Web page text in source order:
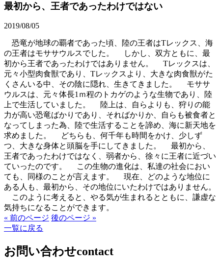
最初から、王者であったわけではない
2019/08/05
恐竜が地球の覇者であった頃、陸の王者はTレックス、海
の王者はモササウルスでした。 しかし、双方ともに、最
初から王者であったわけではありません。 Tレックスは、
元々小型肉食獣であり、Tレックスより、大きな肉食獣がた
くさんいる中、その陰に隠れ、生きてきました。 モササ
ウルスは、元々体長1ｍ程のトカゲのような生物であり、陸
上で生活していました。 陸上は、自らよりも、狩りの能
力が高い恐竜ばかりであり、そればかりか、自らも被食者と
なってしまった為、陸で生活することを諦め、海に新天地を
求めました。 どちらも、何千年も時間をかけ、少しず
つ、大きな身体と頭脳を手にしてきました。 最初から、
王者であったわけではなく、弱者から、徐々に王者に近づい
ていったのです。 この生物の進化は、私達の社会におい
ても、同様のことが言えます。 現在、どのような地位に
ある人も、最初から、その地位にいたわけではありません。
このように考えると、やる気が生まれるとともに、謙虚な
気持ちになることができます。
« 前のページ 後のページ »
一覧に戻る
お問い合わせcontact